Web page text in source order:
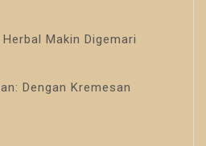
Makin Digemari
Dengan Kremesan